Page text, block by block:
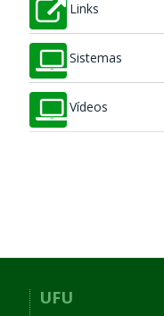
Links
Sistemas
Vídeos
UFU